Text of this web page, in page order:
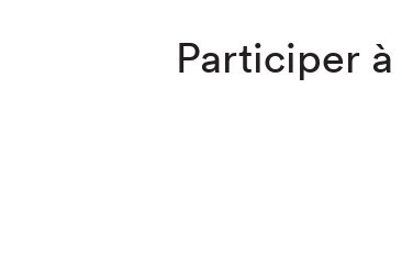
Participer